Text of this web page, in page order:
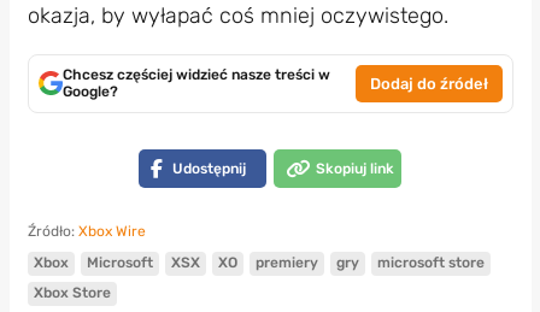
okazja, by wyłapać coś mniej oczywistego.
Chcesz częściej widzieć nasze treści w
Google?
Dodaj do źródeł
Udostępnij Skopiuj link
Źródło: Xbox Wire
Xbox
Microsoft XSX XO premiery gry
microsoft store
Xbox Store